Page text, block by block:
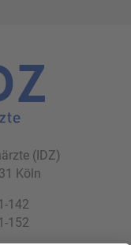
(IDZ)
Köln
142
152